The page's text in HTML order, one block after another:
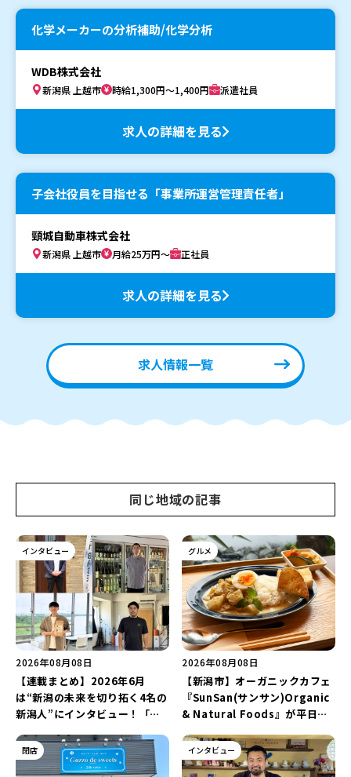
化学メーカーの分析補助/化学分析
WDB株式会社
新潟県 上越市 時給1,300円～1,400円 派遣社員
求人の詳細を見る
子会社役員を目指せる「事業所運営管理責任者」
頸城自動車株式会社
新潟県 上越市 月給25万円～ 正社員
求人の詳細を見る
求人情報一覧
同じ地域の記事
インタビュー
2026年08月08日
【連載まとめ】2026年6月
は“新潟の未来を切り拓く4名の
新潟人”にインタビュー！「学
トグラファー」など要チェック
♪
グルメ
2026年08月08日
【新潟市】オーガニックカフェ
『SunSan(サンサン)Organic
& Natural Foods』が平日ラ
「抗酸化☆レモンチキンカレ
ー」と「美容と健康を考えたプ
閉店 インタビュー